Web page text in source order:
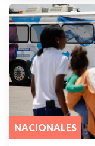
NACIONALES